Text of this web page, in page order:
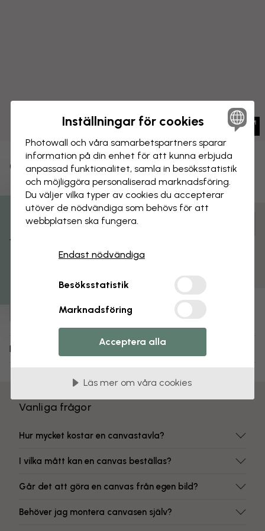
Islamorada i Florida Keys, USA
CANVASTAVLA Spara
Anpassa och beställ
Matt yta
Leverans och returer
Vanliga frågor
Hur mycket kostar en canvastavla?
I vilka mått kan en canvas beställas?
Går det att göra en canvas från egen bild?
Behöver jag montera canvasen själv?
Få 15% rabatt
Inställningar för cookies
Photowall och våra samarbets­partners sparar
information på din enhet för att kunna erbjuda
anpassad funktionalitet, samla in besöks­statistik
och möjliggöra personaliserad marknads­föring.
Du väljer vilka typer av cookies du accepterar
utöver de nödvändiga som behövs för att
webbplatsen ska fungera.
Endast nödvändiga
Besöksstatistik
Marknadsföring
Acceptera alla
Läs mer om våra cookies